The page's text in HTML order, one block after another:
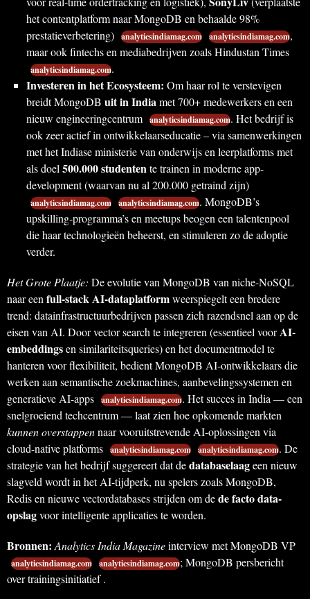
het contentplatform naar MongoDB en behaalde 98%
prestatieverbetering) analyticsindiamag.com analyticsindiamag.com,
maar ook fintechs en mediabedrijven zoals Hindustan Times
analyticsindiamag.com.
Investeren in het Ecosysteem: Om haar rol te verstevigen
breidt MongoDB uit in Indiamet 700+ medewerkers en een
nieuw engineeringcentrum analyticsindiamag.com. Het bedrijf is
ook zeer actief in ontwikkelaarseducatie – via samenwerkingen
met het Indiase ministerie van onderwijs en leerplatforms met
als doel 500.000 studentente trainen in moderne app-
development (waarvan nu al 200.000 getraind zijn)
analyticsindiamag.com analyticsindiamag.com. MongoDB’s
upskilling-programma’s en meetups beogen een talentenpool
die haar technologieën beheerst, en stimuleren zo de adoptie
verder.
Het Grote Plaatje: De evolutie van MongoDB van niche-NoSQL
naar een full-stack AI-dataplatformweerspiegelt een bredere
trend: datainfrastructuurbedrijven passen zich razendsnel aan op de
eisen van AI. Door vector search te integreren (essentieel voorAI-
embeddingsen similariteitsqueries) en het documentmodel te
hanteren voor flexibiliteit, bedient MongoDB AI-ontwikkelaars die
werken aan semantische zoekmachines, aanbevelingssystemen en
generatieve AI-apps analyticsindiamag.com. Het succes in India — een
snelgroeiend techcentrum — laat zien hoe opkomende markten
kunnen overstappennaar vooruitstrevende AI-oplossingen via
cloud-native platforms analyticsindiamag.com analyticsindiamag.com. De
strategie van het bedrijf suggereert dat dedatabaselaageen nieuw
slagveld wordt in het AI-tijdperk, nu spelers zoals MongoDB,
Redis en nieuwe vectordatabases strijden om dede facto data-
opslagvoor intelligente applicaties te worden.
Bronnen: Analytics India Magazineinterview met MongoDB VP
analyticsindiamag.com analyticsindiamag.com; MongoDB persbericht
over trainingsinitiatief .